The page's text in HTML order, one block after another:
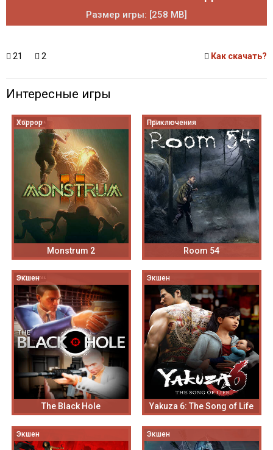
Размер игры: [258 MB]
21 2 Как скачать?
Интересные игры
Хоррор
Monstrum 2
Приключения
Room 54
Экшен
The Black Hole
Экшен
Yakuza 6: The Song of Life
Экшен Экшен